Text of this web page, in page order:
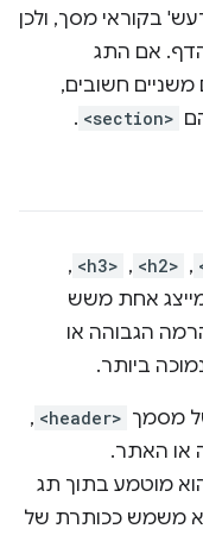
בקוראי מסך, ולכן
אם התג
משניים חשובים,
<section>
.
,‏
<h2>
,‏
<h3>
,‏
אחת משש
הגבוהה או
ביותר.
מסמך <header>
,
או האתר.
מוטמע בתוך תג
משמש ככותרת של